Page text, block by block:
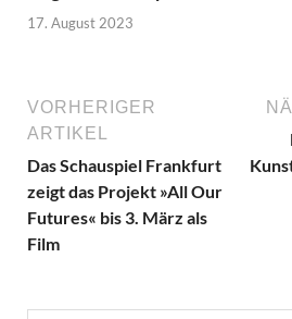
17. August 2023
VORHERIGER
ARTIKEL
Das Schauspiel Frankfurt
zeigt das Projekt »All Our
Futures« bis 3. März als
Film